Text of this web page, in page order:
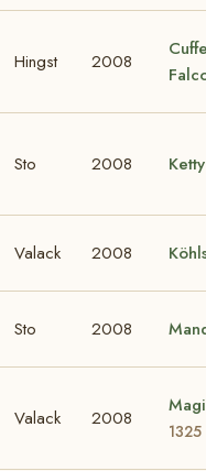
Hingst 2008
Sto 2008 Ketty
Valack 2008
Sto 2008
Valack 2008
1325